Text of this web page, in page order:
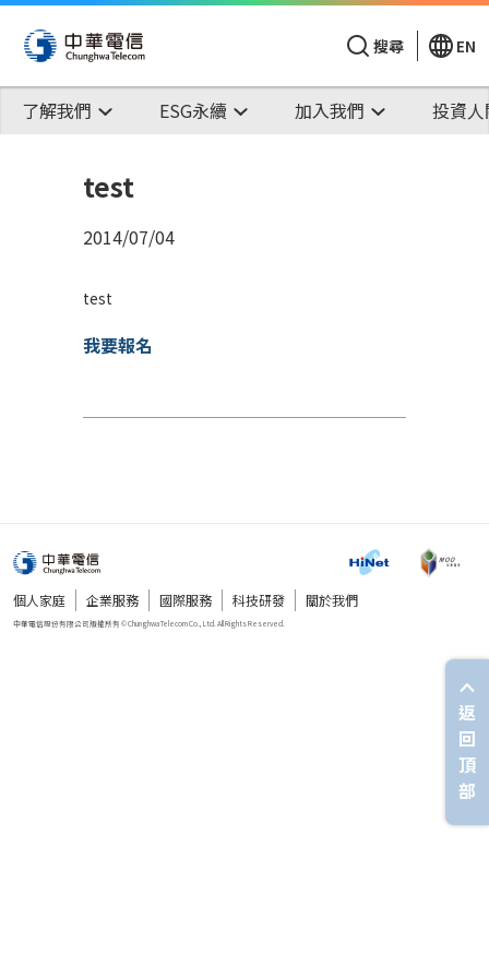
搜尋 EN
了解我們 ESG永續 加入我們 投資
test
2014/07/04
test
我要報名
個人家庭 企業服務 國際服務 科技研發 關於我們
返
回
頂
部